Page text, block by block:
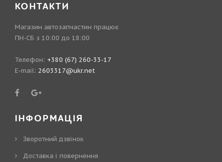
КОНТАКТИ
Магазин автозапчастин працює
ПН-СБ з 10:00 до 18:00
Телефон: +380 (67) 260-33-17
E-mail: 2603317@ukr.net
ІНФОРМАЦІЯ
Зворотний дзвінок
Доставка і повернення